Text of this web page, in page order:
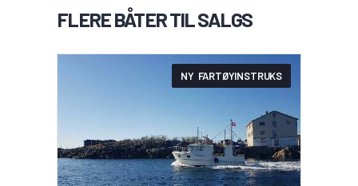
FLERE BÅTER TIL SALGS
NY FARTØYINSTRUKS